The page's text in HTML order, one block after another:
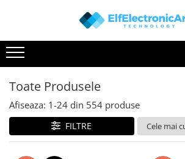
Toate Produsele
Audio
Auto
Multimetre Digitale
Toate Produsele
Afiseaza: 1-24 din 554 produse
FILTRE